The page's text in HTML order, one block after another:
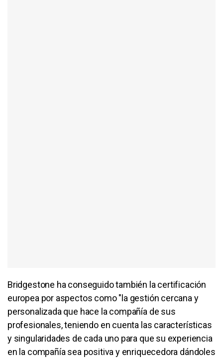
Bridgestone ha conseguido también la certificación
europea por aspectos como "la gestión cercana y
personalizada que hace la compañía de sus
profesionales, teniendo en cuenta las características
y singularidades de cada uno para que su experiencia
en la compañía sea positiva y enriquecedora dándoles